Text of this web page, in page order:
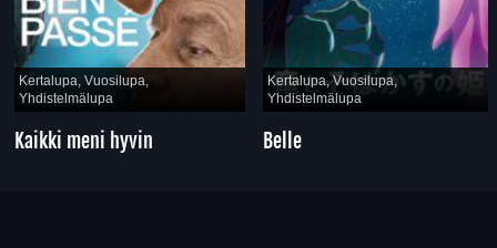
Kertalupa, Vuosilupa,
Yhdistelmälupa
Kaikki meni hyvin
Kertalupa, Vuosilupa,
Yhdistelmälupa
Belle